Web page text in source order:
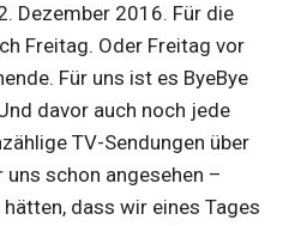
Dezember 2016. Für die
Freitag. Oder Freitag vor
Für uns ist es ByeBye
davor auch noch jede
TV-Sendungen über
schon angesehen –
dass wir eines Tages